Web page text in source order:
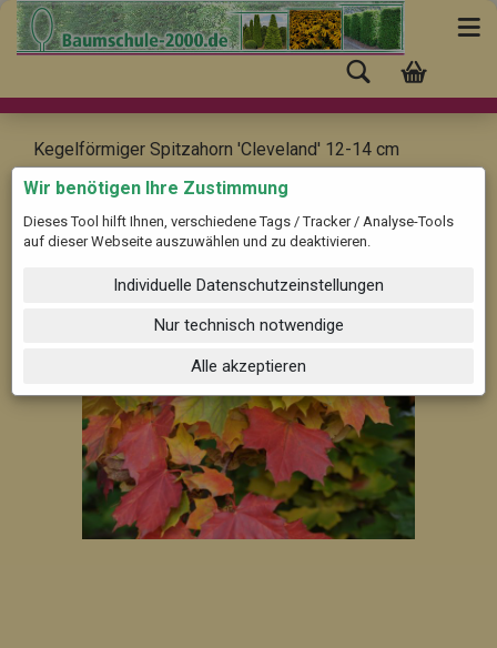
Kegelförmiger Spitzahorn 'Cleveland' 12-14 cm
Acer platanoides 'Cleveland'
Wir benötigen Ihre Zustimmung
Dieses Tool hilft Ihnen, verschiedene Tags / Tracker / Analyse-Tools
auf dieser Webseite auszuwählen und zu deaktivieren.
Individuelle Datenschutzeinstellungen
Nur technisch notwendige
Alle akzeptieren